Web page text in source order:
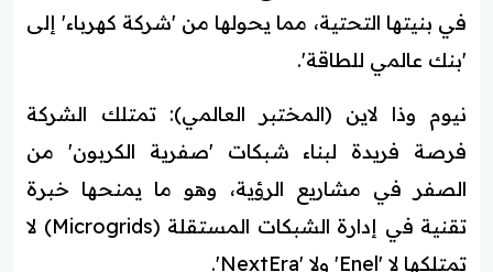
في بنيتها التحتية، مما يحولها من 'شركة كهرباء' إلى
'بنك عالمي للطاقة'.
نيوم وذا لاين (المختبر العالمي): تمتلك الشركة
فرصة فريدة لبناء شبكات 'صفرية الكربون' من
الصفر في مشاريع الرؤية، وهو ما يمنحها خبرة
تقنية في إدارة الشبكات المستقلة (Microgrids) لا
تمتلكها لا 'Enel' ولا 'NextEra'.